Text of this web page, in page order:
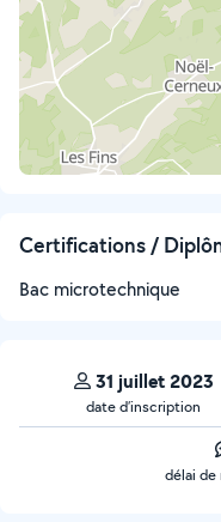
Certifications /
Bac microtechnique
31 juillet 2023
date d’inscription
délai de